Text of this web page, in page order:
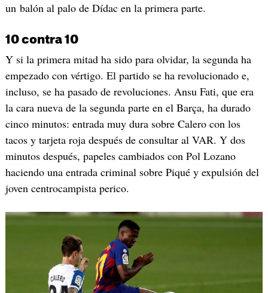
un balón al palo de Dídac en la primera parte.
10 contra 10
Y si la primera mitad ha sido para olvidar, la segunda ha
empezado con vértigo. El partido se ha revolucionado e,
incluso, se ha pasado de revoluciones. Ansu Fati, que era
la cara nueva de la segunda parte en el Barça, ha durado
cinco minutos: entrada muy dura sobre Calero con los
tacos y tarjeta roja después de consultar al VAR. Y dos
minutos después, papeles cambiados con Pol Lozano
haciendo una entrada criminal sobre Piqué y expulsión del
joven centrocampista perico.